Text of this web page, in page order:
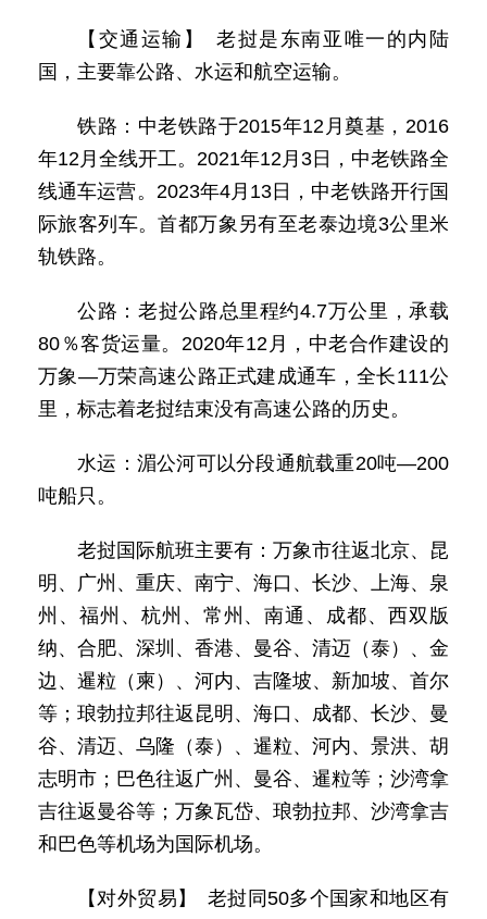
【交通运输】 老挝是东南亚唯一的内陆
国，主要靠公路、水运和航空运输。
铁路：中老铁路于2015年12月奠基，2016
年12月全线开工。2021年12月3日，中老铁路全
线通车运营。2023年4月13日，中老铁路开行国
际旅客列车。首都万象另有至老泰边境3公里米
轨铁路。
公路：老挝公路总里程约4.7万公里，承载
80％客货运量。2020年12月，中老合作建设的
万象—万荣高速公路正式建成通车，全长111公
里，标志着老挝结束没有高速公路的历史。
水运：湄公河可以分段通航载重20吨—200
吨船只。
老挝国际航班主要有：万象市往返北京、昆
明、广州、重庆、南宁、海口、长沙、上海、泉
州、福州、杭州、常州、南通、成都、西双版
纳、合肥、深圳、香港、曼谷、清迈（泰）、金
边、暹粒（柬）、河内、吉隆坡、新加坡、首尔
等；琅勃拉邦往返昆明、海口、成都、长沙、曼
谷、清迈、乌隆（泰）、暹粒、河内、景洪、胡
志明市；巴色往返广州、曼谷、暹粒等；沙湾拿
吉往返曼谷等；万象瓦岱、琅勃拉邦、沙湾拿吉
和巴色等机场为国际机场。
【对外贸易】 老挝同50多个国家和地区有